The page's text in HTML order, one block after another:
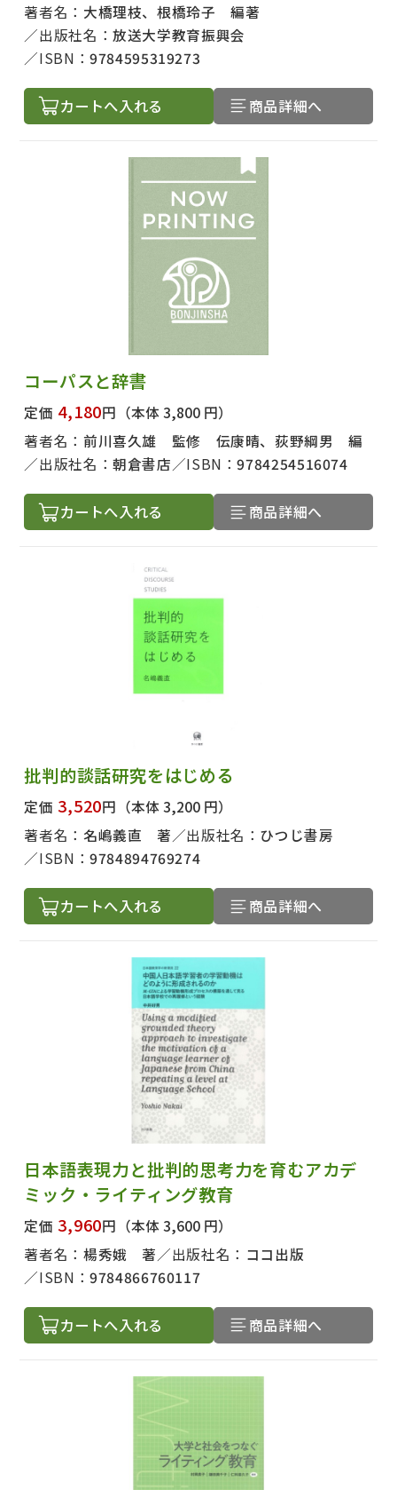
著者名： 大橋理枝、根橋玲子 編著
出版社名：放送大学教育振興会
ISBN：9784595319273
カートへ入れる 商品詳細へ
コーパスと辞書
定価 4,180円 （本体 3,800 円）
著者名： 前川喜久雄 監修 伝康晴、荻野綱男 編
出版社名：朝倉書店 ISBN：9784254516074
カートへ入れる 商品詳細へ
批判的談話研究をはじめる
定価 3,520円 （本体 3,200 円）
著者名： 名嶋義直 著 出版社名： ひつじ書房
ISBN：9784894769274
カートへ入れる 商品詳細へ
日本語表現力と批判的思考力を育むアカデ
ミック・ライティング教育
定価 3,960円 （本体 3,600 円）
著者名： 楊秀娥 著 出版社名： ココ出版
ISBN：9784866760117
カートへ入れる 商品詳細へ